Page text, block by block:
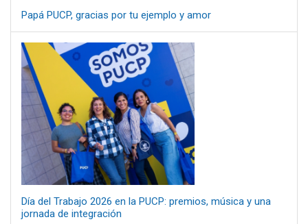
Papá PUCP, gracias por tu ejemplo y amor
Día del Trabajo 2026 en la PUCP: premios, música y una
jornada de integración